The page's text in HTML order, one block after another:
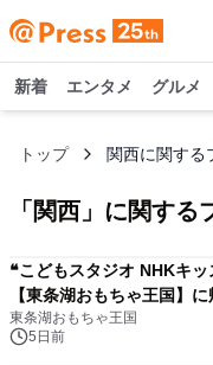
新着 エンタメ グルメ
トップ 関西に関する
「 関西 」に関する
❝こどもスタジオ NHKキ
【東条湖おもちゃ王国】に
東条湖おもちゃ王国
5日前